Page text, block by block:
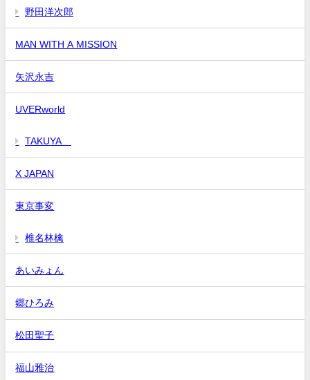
野田洋次郎
MAN WITH A MISSION
矢沢永吉
UVERworld
TAKUYA∞
X JAPAN
東京事変
椎名林檎
あいみょん
郷ひろみ
松田聖子
福山雅治